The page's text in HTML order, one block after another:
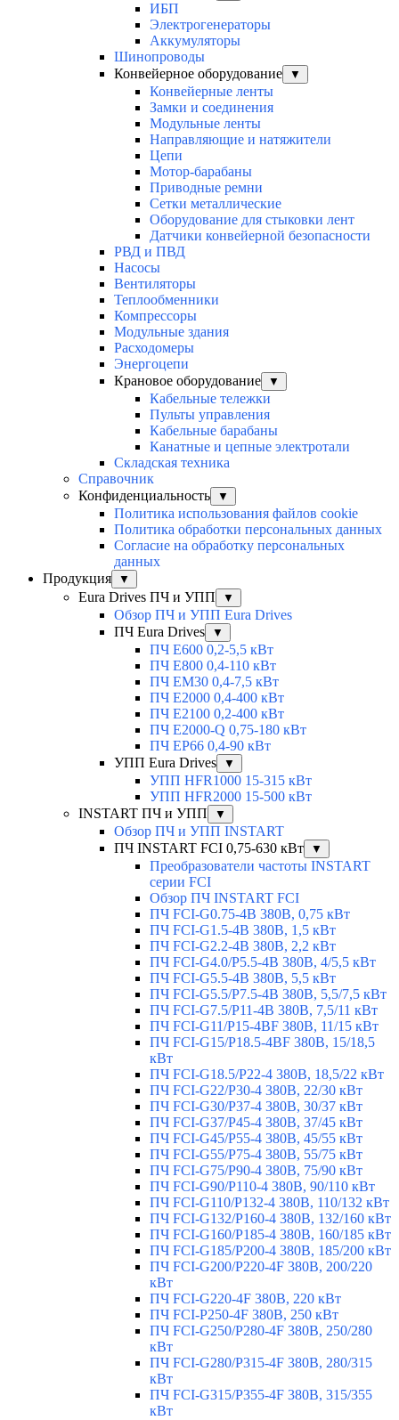
ИБП
Электрогенераторы
Аккумуляторы
Шинопроводы
Конвейерное оборудование
▼
Конвейерные ленты
Замки и соединения
Модульные ленты
Направляющие и натяжители
Цепи
Мотор-барабаны
Приводные ремни
Сетки металлические
Оборудование для стыковки лент
Датчики конвейерной безопасности
РВД и ПВД
Насосы
Вентиляторы
Теплообменники
Компрессоры
Модульные здания
Расходомеры
Энергоцепи
Крановое оборудование
▼
Кабельные тележки
Пульты управления
Кабельные барабаны
Канатные и цепные электротали
Складская техника
Справочник
Конфиденциальность
▼
Политика использования файлов cookie
Политика обработки персональных данных
Согласие на обработку персональных
данных
Продукция
▼
Eura Drives ПЧ и УПП ▼
Обзор ПЧ и УПП Eura Drives
ПЧ Eura Drives
▼
ПЧ E600 0,2-5,5 кВт
ПЧ E800 0,4-110 кВт
ПЧ EM30 0,4-7,5 кВт
ПЧ E2000 0,4-400 кВт
ПЧ E2100 0,2-400 кВт
ПЧ E2000-Q 0,75-180 кВт
ПЧ EP66 0,4-90 кВт
УПП Eura Drives
▼
УПП HFR1000 15-315 кВт
УПП HFR2000 15-500 кВт
INSTART ПЧ и УПП
▼
Обзор ПЧ и УПП INSTART
ПЧ INSTART FCI 0,75-630 кВт
▼
Преобразователи частоты INSTART
серии FCI
Обзор ПЧ INSTART FCI
ПЧ FCI-G0.75-4B 380В, 0,75 кВт
ПЧ FCI-G1.5-4B 380В, 1,5 кВт
ПЧ FCI-G2.2-4B 380В, 2,2 кВт
ПЧ FCI-G4.0/P5.5-4B 380В, 4/5,5 кВт
ПЧ FCI-G5.5-4B 380В, 5,5 кВт
ПЧ FCI-G5.5/P7.5-4B 380В, 5,5/7,5 кВт
ПЧ FCI-G7.5/P11-4B 380В, 7,5/11 кВт
ПЧ FCI-G11/P15-4BF 380В, 11/15 кВт
ПЧ FCI-G15/P18.5-4BF 380В, 15/18,5
кВт
ПЧ FCI-G18.5/P22-4 380В, 18,5/22 кВт
ПЧ FCI-G22/P30-4 380В, 22/30 кВт
ПЧ FCI-G30/P37-4 380В, 30/37 кВт
ПЧ FCI-G37/P45-4 380В, 37/45 кВт
ПЧ FCI-G45/P55-4 380В, 45/55 кВт
ПЧ FCI-G55/P75-4 380В, 55/75 кВт
ПЧ FCI-G75/P90-4 380В, 75/90 кВт
ПЧ FCI-G90/P110-4 380В, 90/110 кВт
ПЧ FCI-G110/P132-4 380В, 110/132 кВт
ПЧ FCI-G132/P160-4 380В, 132/160 кВт
ПЧ FCI-G160/P185-4 380В, 160/185 кВт
ПЧ FCI-G185/P200-4 380В, 185/200 кВт
ПЧ FCI-G200/P220-4F 380В, 200/220
кВт
ПЧ FCI-G220-4F 380В, 220 кВт
ПЧ FCI-P250-4F 380В, 250 кВт
ПЧ FCI-G250/P280-4F 380В, 250/280
кВт
ПЧ FCI-G280/P315-4F 380В, 280/315
кВт
ПЧ FCI-G315/P355-4F 380В, 315/355
кВт